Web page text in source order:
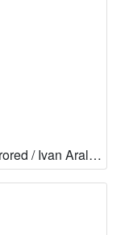
Četverored / Ivan Aralica